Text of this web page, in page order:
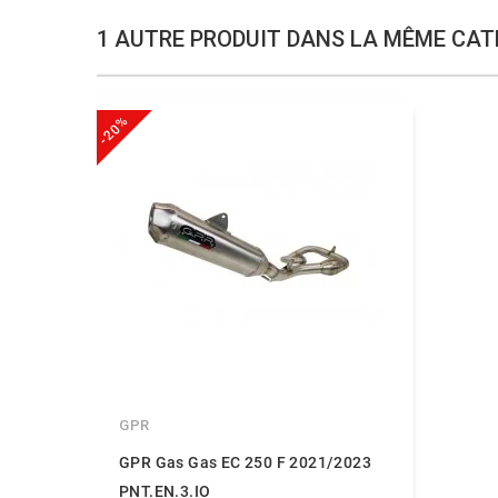
1 AUTRE PRODUIT DANS LA MÊME
-20%
GPR
GPR Gas Gas EC 250 F 2021/2023
PNT.EN.3.IO